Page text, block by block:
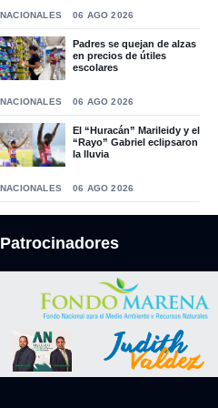
NACIONALES 06 AGO 2026
Padres se quejan de alzas
en precios de útiles
escolares
NACIONALES 06 AGO 2026
El “Huracán” Marileidy y el
“Rayo” Gabriel eclipsaron
la lluvia
NACIONALES 06 AGO 2026
Patrocinadores